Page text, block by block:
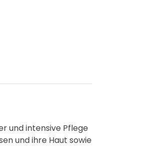
und intensive Pflege
und ihre Haut sowie